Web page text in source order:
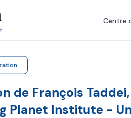
Centre
de François
Planet Institute -